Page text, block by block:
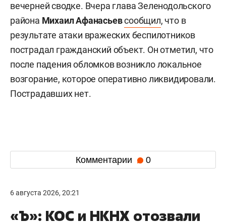
вечерней сводке. Вчера глава Зеленодольского
района Михаил Афанасьевсообщил, что в
результате атаки вражеских беспилотников
пострадал гражданский объект. Он отметил, что
после падения обломков возникло локальное
возгорание, которое оперативно ликвидировали.
Пострадавших нет.
Комментарии 0
6 августа 2026, 20:21
«Ъ»: КОС и НКНХ отозвали